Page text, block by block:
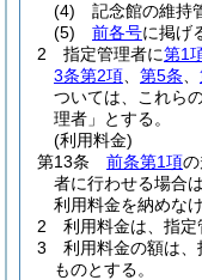
(4)
記念館の維持
(5)
前各号に掲げ
2
指定管理者に第1
3条第2項
第5条
ついては、これら
理者」とする。
(利用料金)
第13条
前条第1項
者に行わせる場合
利用料金を納めな
2
利用料金は、指定
3
利用料金の額は
ものとする。